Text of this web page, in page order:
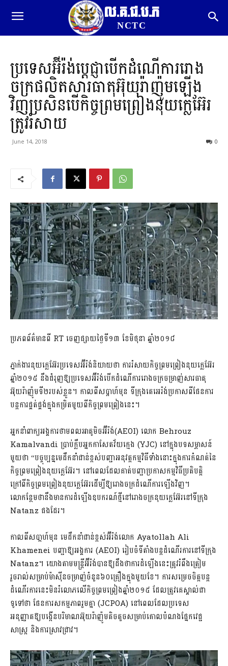
ល.គ.ជ.ប.ភ
NCTC
ប្រទេសអ៊ីរ៉ង់ប្តេជ្ញាបើកដំណើការរោង
ចក្រផលិតសារធាតុអ៊ុយរ៉ាញ៉ូមឡើង
វិញប្រសិនបើកិច្ចព្រមព្រៀងនុយក្លេអ៊ែរ
ត្រូវរំសាយ
June 14, 2018 0
ប្រភពព័ត៌មានពី​ RT ចេញផ្សាយថ្ងៃទី១៣ ខែមិថុនា ឆ្នាំ២០១៨
ភ្នាក់ងារនុយក្លេអ៊ែរប្រទេសអ៊ីរ៉ង់និយាយថា ការរំសាយកិច្ចព្រមព្រៀងនុយក្លេអ៊ែរ
ឆ្នាំ២០១៥ នឹងជំ​រុញឱ្យប្រទេសអ៊ីរ៉ង់បើកដំណើការរោងចក្រចម្រាញ់សារធាតុ
អ៊ុយរ៉ាញ៉ូមទី២របស់ខ្លួន។ កាលពីសប្តាហ៍មុន ​ទីក្រុងតេអេរ៉ង់ប្រកាសពីផែនការ
បន្តការផ្គត់ផ្គង់ក្នុងកម្រិតមួយពីកិច្ចព្រមព្រៀងនេះ។
អ្នកនាំពាក្យអង្គការថាមពលអាតូមិចអ៊ីរ៉ង់(AEOI) លោក Behrouz
Kamalvandi ប្រាប់ក្លឹបអ្នកកាសែតវ័យក្មេង (YJC) នៅក្នុងបទសម្ភាសន៍
មួយថា “បច្ចុប្បន្នមេដឹកនាំជាន់ខ្ពស់បញ្ជាអនុវត្តកម្មវិធីទាំងនោះក្នុងការកំណត់នៃ
កិច្ចព្រមព្រៀងនុយក្លេអ៊ែរ។ នៅពេលដែលគាត់បញ្ជាប្រកាសកម្មវិធីប្រតិបត្តិ
ក្រៅពីកិច្ចព្រមព្រៀងនុយក្លេអ៊ែរដើម្បីឱ្យរោងចក្រដំណើការឡើងវិញ។
លោកន្ថែមថានឹងមានការដំឡើងឧបករណ៍ថ្មីនៅរោងចក្រនុយក្លេអ៊ែរនៅទីក្រុង
Natanz ផងដែរ។
កាលពីសបា្ដហ៍មុន មេដឹកនាំជាន់ខ្ពស់អ៊ីរ៉ង់លោក Ayatollah Ali
Khamenei បញ្ជាឱ្យអង្គការ (AEOI) រៀបចំទីតាំងបន្តដំណើរការនៅទីក្រុង
Natanz។ យោងតាមមន្រ្តីអ៊ីរ៉ង់បានឱ្យដឹងថាការដំឡើងនេះត្រូវរំពឹងត្រៀម
រួចរាល់សម្រាប់ម៉ាស៊ីនចម្រាញ់ចំនួន៦០គ្រឿងក្នុងមួយខែ។ ការសម្រេចចិត្តបន្ត
ដំណើរការនេះមិនរំលោភលើកិច្ចព្រមព្រៀងឆ្នាំ២០១៥ ដែលត្រូវគេស្គាល់ជា
ទូទៅថា ផែនការសកម្មភាពរួមគ្នា (JCPOA) នៅពេលដែលប្រទេស
អនុញ្ញាតឱ្យបង្កើនបរិមាណអ៊ុយរ៉ាញ៉ូមតិចតួចសម្រាប់គោលបំណងផ្នែកវេជ្ជ
សាស្ត្រ និងការស្រាវជ្រាវ។